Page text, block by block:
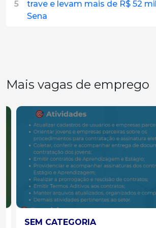
5
trave e levam mais de R$ 52
Sena
Mais vagas de emprego
SEM CATEGORIA